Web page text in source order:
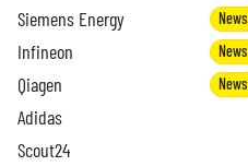
Siemens Energy News
Infineon News
Qiagen News
Adidas
Scout24